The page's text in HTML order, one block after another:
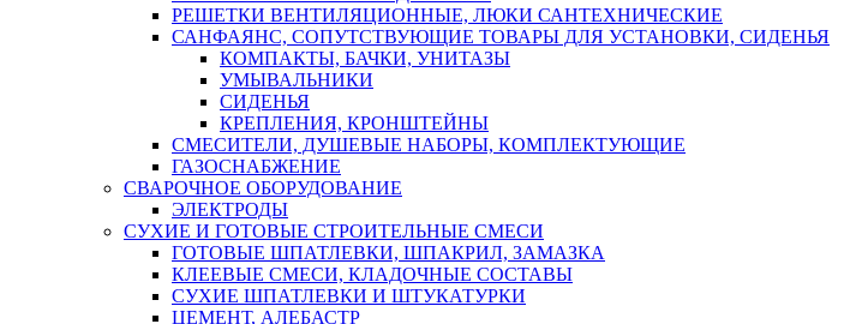
РЕШЕТКИ ВЕНТИЛЯЦИОННЫЕ, ЛЮКИ САНТЕХНИЧЕСКИЕ
САНФАЯНС, СОПУТСТВУЮЩИЕ ТОВАРЫ ДЛЯ УСТАНОВКИ, СИДЕНЬЯ
КОМПАКТЫ, БАЧКИ, УНИТАЗЫ
УМЫВАЛЬНИКИ
СИДЕНЬЯ
КРЕПЛЕНИЯ, КРОНШТЕЙНЫ
СМЕСИТЕЛИ, ДУШЕВЫЕ НАБОРЫ, КОМПЛЕКТУЮЩИЕ
ГАЗОСНАБЖЕНИЕ
СВАРОЧНОЕ ОБОРУДОВАНИЕ
ЭЛЕКТРОДЫ
СУХИЕ И ГОТОВЫЕ СТРОИТЕЛЬНЫЕ СМЕСИ
ГОТОВЫЕ ШПАТЛЕВКИ, ШПАКРИЛ, ЗАМАЗКА
КЛЕЕВЫЕ СМЕСИ, КЛАДОЧНЫЕ СОСТАВЫ
СУХИЕ ШПАТЛЕВКИ И ШТУКАТУРКИ
ЦЕМЕНТ, АЛЕБАСТР